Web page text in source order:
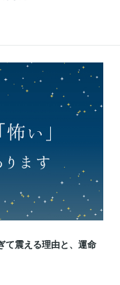
て震える理由と、運命